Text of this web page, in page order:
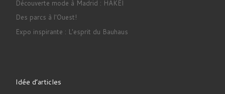
Découverte mode à Madrid : HAKEI
Des parcs à l'Ouest!
Expo inspirante : L'esprit du Bauhaus
Idée d’articles